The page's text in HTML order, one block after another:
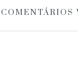
COMENTÁRIOS